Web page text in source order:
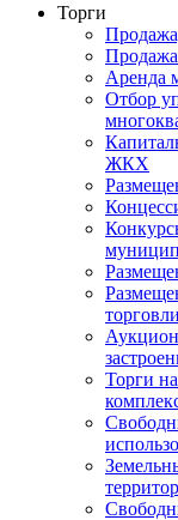
Торги
Аренда
Отбор
ЖКХ
торговли
Торги